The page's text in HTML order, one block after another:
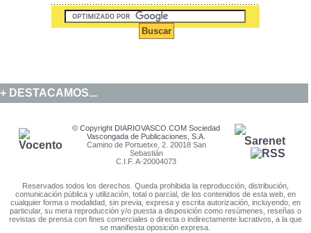
DESTACAMOS...
© Copyright DIARIOVASCO.COM Sociedad
Vascongada de Publicaciones, S.A.
Camino de Portuetxe, 2. 20018 San
Sebastián
C.I.F. A-20004073
Reservados todos los derechos. Queda prohibida la reproducción, distribución,
comunicación pública y utilización, total o parcial, de los contenidos de esta web, en
cualquier forma o modalidad, sin previa, expresa y escrita autorización, incluyendo, en
particular, su mera reproducción y/o puesta a disposición como resúmenes, reseñas o
revistas de prensa con fines comerciales o directa o indirectamente lucrativos, a la que
se manifiesta oposición expresa.